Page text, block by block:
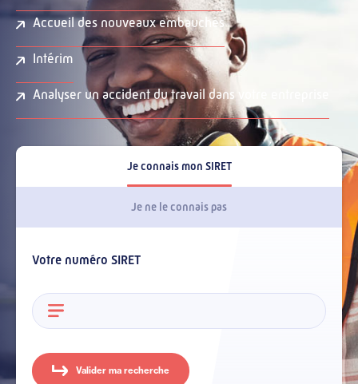
Accueil des nouveaux embauchés
Intérim
Analyser un accident du travail dans votre entreprise
Je connais mon SIRET
Je ne le connais pas
Votre numéro SIRET